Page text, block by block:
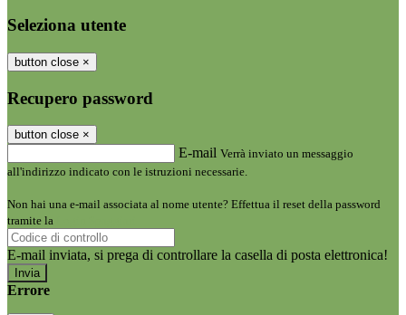
Seleziona utente
button close ×
Recupero password
button close ×
E-mail Verrà inviato un messaggio
all'indirizzo indicato con le istruzioni necessarie.
Non hai una e-mail associata al nome utente? Effettua il reset della password
tramite la
E-mail inviata, si prega di controllare la casella di posta elettronica!
Errore